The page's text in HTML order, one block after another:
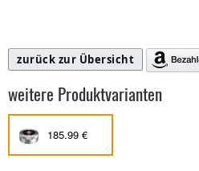
zurück zur Übersicht
weitere Produktvarianten
185.99 €